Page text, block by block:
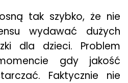
tak szybko, że nie
wydawać dużych
dla dzieci. Problem
gdy jakość
Faktycznie nie